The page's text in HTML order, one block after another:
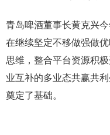
青岛啤酒董事长黄克兴
在继续坚定不移做强做
思维，整合平台资源积极
业互补的多业态共赢共
奠定了基础。